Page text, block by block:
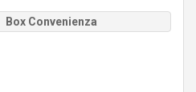
Box Convenienza